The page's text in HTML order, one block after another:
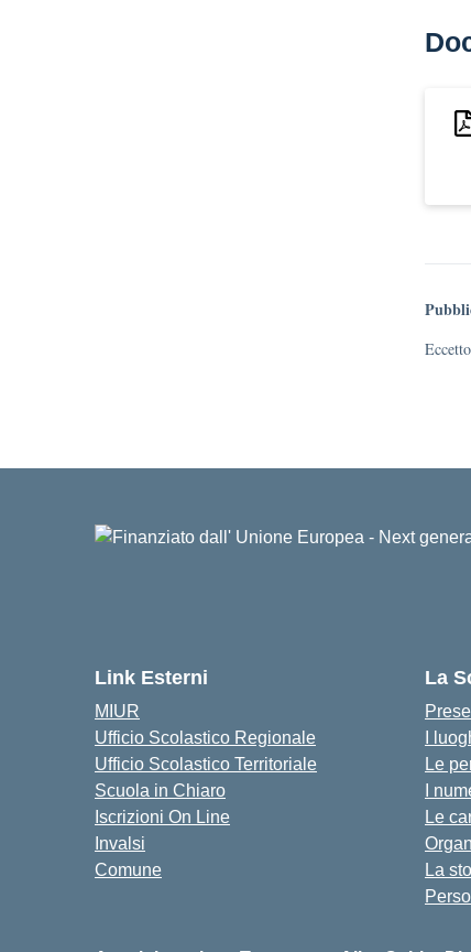
Link Esterni
MIUR
Ufficio Scolastico Regionale
Ufficio Scolastico Territoriale
Scuola in Chiaro
Iscrizioni On Line
Invalsi
Comune
La
I
Le
I
Le
La